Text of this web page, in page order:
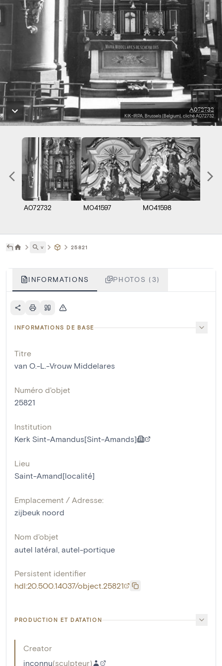
A072732
KIK-IRPA, Brussels (Belgium), cliché A072732
A072732 M041597 M041598
˅ 25821
INFORMATIONS PHOTOS (3)
INFORMATIONS DE BASE
Titre
van O.-L.-Vrouw Middelares
Numéro d'objet
25821
Institution
Kerk Sint-Amandus[Sint-Amands]
Lieu
Saint-Amand[localité]
Emplacement / Adresse:
zijbeuk noord
Nom d'objet
autel latéral, autel-portique
Persistent identifier
hdl:20.500.14037/object.25821
PRODUCTION ET DATATION
Creator
inconnu(sculpteur)